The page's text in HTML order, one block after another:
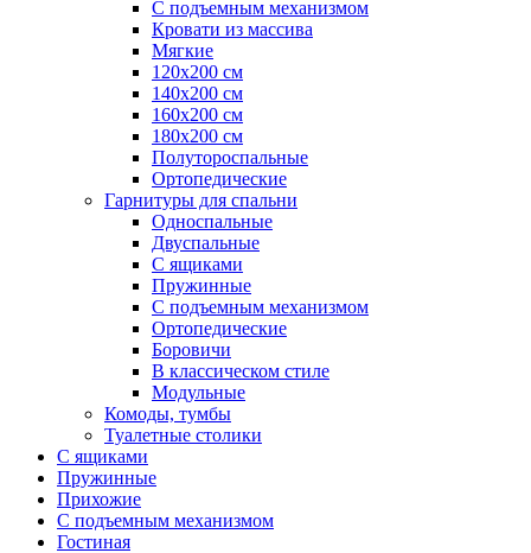
С подъемным механизмом
Кровати из массива
Мягкие
120х200 см
140х200 см
160х200 см
180х200 см
Полутороспальные
Ортопедические
Гарнитуры для спальни
Односпальные
Двуспальные
С ящиками
Пружинные
С подъемным механизмом
Ортопедические
Боровичи
В классическом стиле
Модульные
Комоды, тумбы
Туалетные столики
С ящиками
Пружинные
Прихожие
С подъемным механизмом
Гостиная